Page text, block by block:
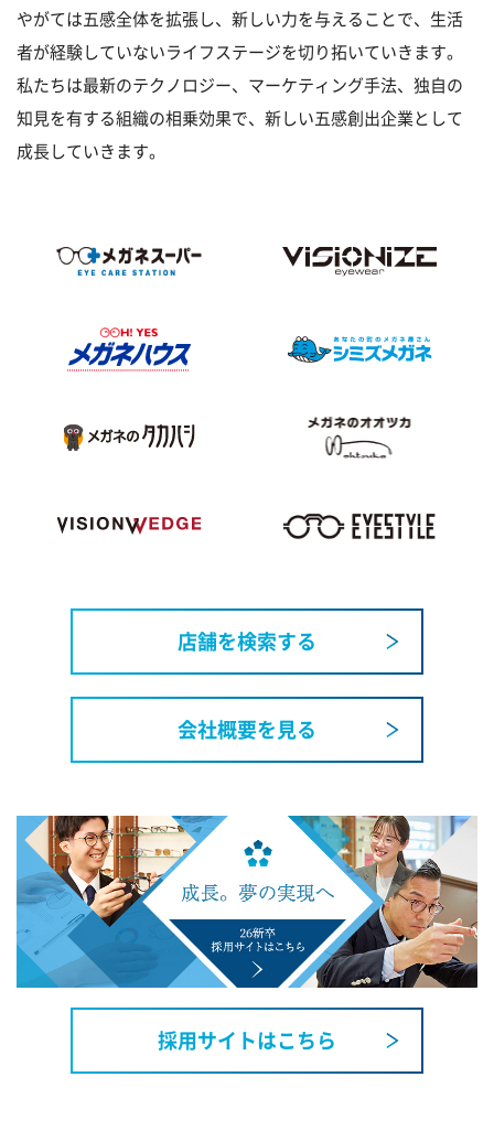
やがては五感全体を拡張し、新しい力を与えることで、 生活
者が経験していないライフステージを切り拓いていきます。
私たちは最新のテクノロジー、マーケティング手法、独自の
知見を有する組織の相乗効果で、 新しい五感創出企業として
成長していきます。
店舗を検索する
会社概要を見る
採用サイトはこちら